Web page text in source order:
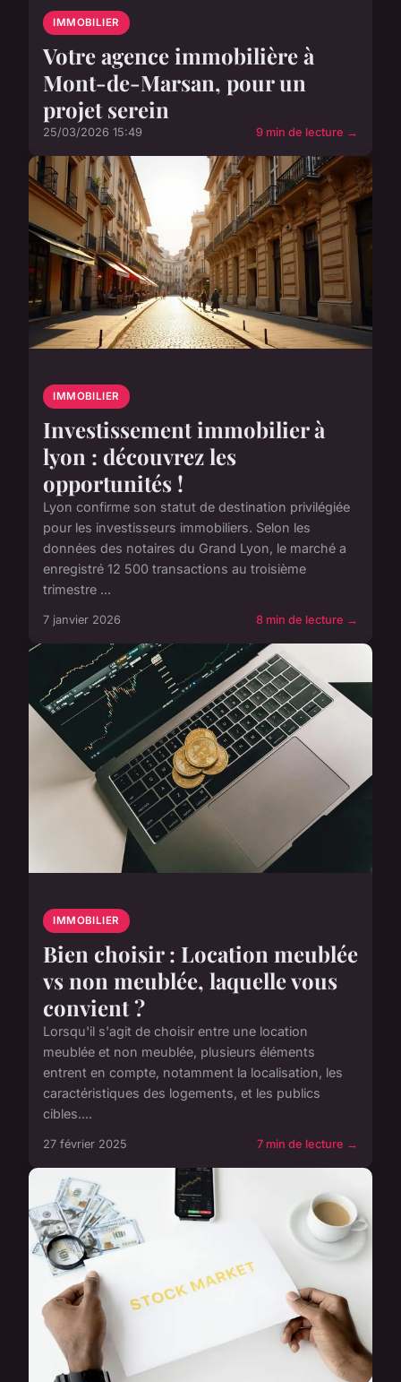
IMMOBILIER
Votre agence immobilière à
Mont-de-Marsan, pour un
projet serein
25/03/2026 15:49 9 min de lecture →
IMMOBILIER
Investissement immobilier à
lyon : découvrez les
opportunités !
Lyon confirme son statut de destination privilégiée
pour les investisseurs immobiliers. Selon les
données des notaires du Grand Lyon, le marché a
enregistré 12 500 transactions au troisième
trimestre ...
7 janvier 2026 8 min de lecture →
IMMOBILIER
Bien choisir : Location meublée
vs non meublée, laquelle vous
convient ?
Lorsqu'il s'agit de choisir entre une location
meublée et non meublée, plusieurs éléments
entrent en compte, notamment la localisation, les
caractéristiques des logements, et les publics
cibles....
27 février 2025 7 min de lecture →